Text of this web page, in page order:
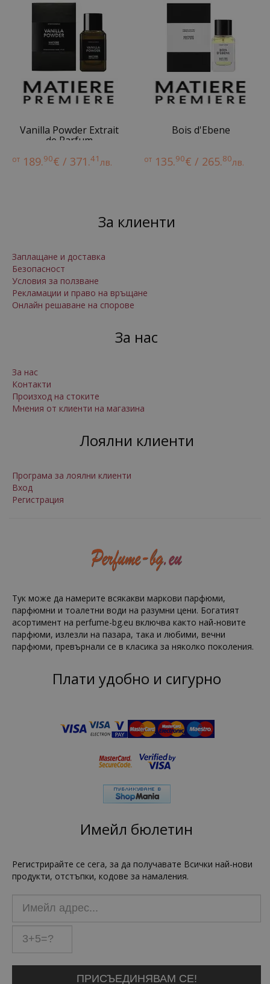
Vanilla Powder Extrait
de Parfum
от 189.90€ / 371.41лв.
Bois d'Ebene
от 135.90€ / 265.80лв.
За клиенти
Заплащане и доставка
Безопасност
Условия за ползване
Рекламации и право на връщане
Онлайн решаване на спорове
За нас
За нас
Контакти
Произход на стоките
Мнения от клиенти на магазина
Лоялни клиенти
Програма за лоялни клиенти
Вход
Регистрация
Тук може да намерите всякакви маркови парфюми,
парфюмни и тоалетни води на разумни цени. Богатият
асортимент на perfume-bg.eu включва както най-новите
парфюми, излезли на пазара, така и любими, вечни
парфюми, превърнали се в класика за няколко поколения.
Плати удобно и сигурно
Имейл бюлетин
Регистрирайте се сега, за да получавате Всички най-нови
продукти, отстъпки, кодове за намаления.